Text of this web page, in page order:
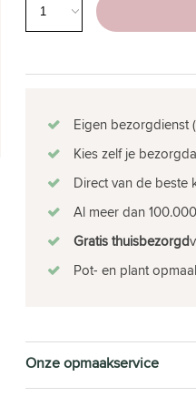
Eigen bezorgdienst
Kies zelf je
Direct van de beste
Al meer dan
Gratis thuisbezorgd
Pot- en plant
Onze opmaakservice